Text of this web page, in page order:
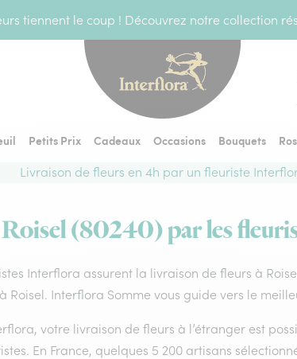
tiennent le coup ! Découvrez notre collection
Petits Prix Cadeaux Occasions Bouquets
Livraison de fleurs en 4h par un fleuriste
(80240) par les
Interflora assurent la livraison de fleurs à
Roisel. Interflora Somme vous guide vers le
votre livraison de fleurs à l’étranger est
En France, quelques 5 200 artisans